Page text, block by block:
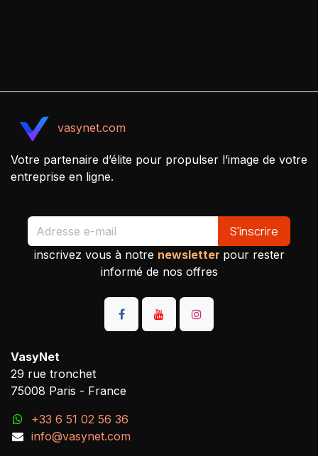
vasynet.com
Votre partenaire d’élite pour propulser l’image de votre
entreprise en ligne.
S'inscrire
inscrivez vous à notre newsletter pour rester
informé de nos offres
VasyNet
29 rue tronchet
75008 Paris - France
+33 6 51 02 56 36
info@vasynet.com